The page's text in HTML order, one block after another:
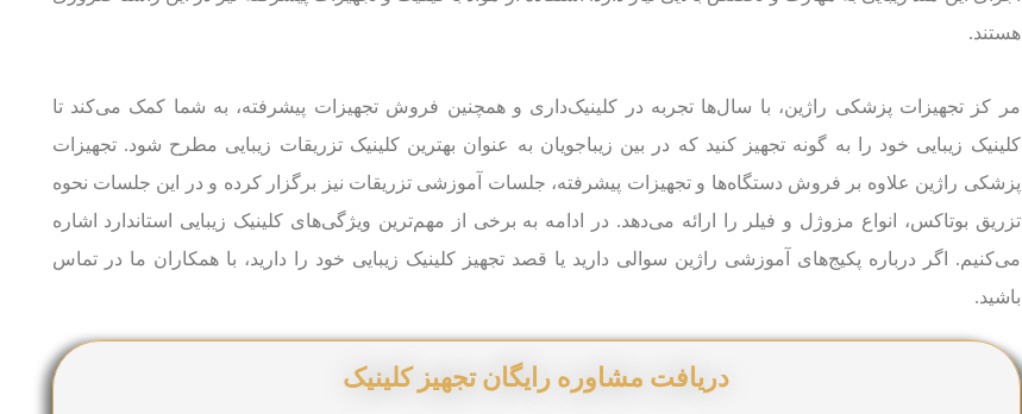
هستند.
مر کز تجهیزات پزشکی راژین، با سال‌ها تجربه در کلینیک‌داری و همچنین فروش تجهیزات پیشرفته، به شما کمک می‌کند تا
کلینیک زیبایی خود را به گونه تجهیز کنید که در بین زیباجویان به عنوان بهترین کلینیک تزریقات زیبایی مطرح شود. تجهیزات
پزشکی راژین علاوه بر فروش دستگاه‌ها و تجهیزات پیشرفته، جلسات آموزشی تزریقات نیز برگزار کرده و در این جلسات نحوه
تزریق بوتاکس، انواع مزوژل و فیلر را ارائه می‌دهد. در ادامه به برخی از مهم‌ترین ویژگی‌های کلینیک زیبایی استاندارد اشاره
می‌کنیم. اگر درباره پکیج‌های آموزشی راژین سوالی دارید یا قصد تجهیز کلینیک زیبایی خود را دارید، با همکاران ما در تماس
باشید.
دریافت مشاوره رایگان تجهیز کلینیک